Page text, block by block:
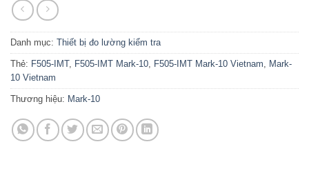
Danh mục: Thiết bị đo lường kiểm tra
Thẻ: F505-IMT, F505-IMT Mark-10, F505-IMT Mark-10 Vietnam, Mark-
10 Vietnam
Thương hiệu: Mark-10